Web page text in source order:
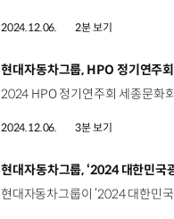
2024.12.06. 2분 보기
[동영상]
현대자동차그룹, HPO 정기연주회
2024.12.06. 3분 보기
[동영상]